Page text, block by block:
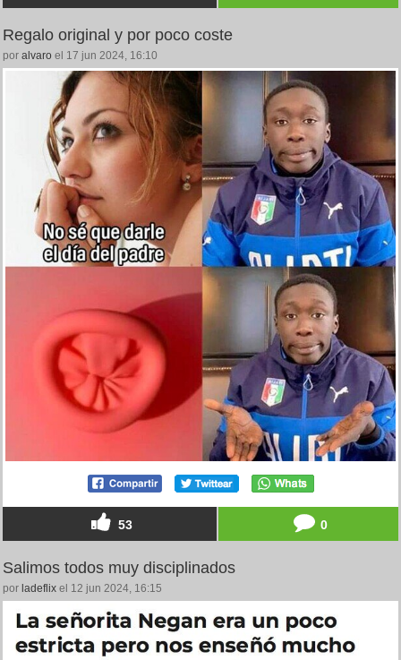
Regalo original y por poco coste
por alvaro el 17 jun 2024, 16:10
53 0
Salimos todos muy disciplinados
por ladeflix el 12 jun 2024, 16:15